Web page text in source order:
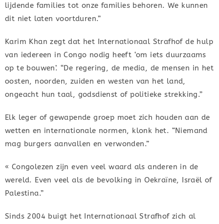
lijdende families tot onze families behoren. We kunnen
dit niet laten voortduren.”
Karim Khan zegt dat het Internationaal Strafhof de hulp
van iedereen in Congo nodig heeft ‘om iets duurzaams
op te bouwen’. “De regering, de media, de mensen in het
oosten, noorden, zuiden en westen van het land,
ongeacht hun taal, godsdienst of politieke strekking.”
Elk leger of gewapende groep moet zich houden aan de
wetten en internationale normen, klonk het. “Niemand
mag burgers aanvallen en verwonden.”
« Congolezen zijn even veel waard als anderen in de
wereld. Even veel als de bevolking in Oekraïne, Israël of
Palestina.”
Sinds 2004 buigt het Internationaal Strafhof zich al